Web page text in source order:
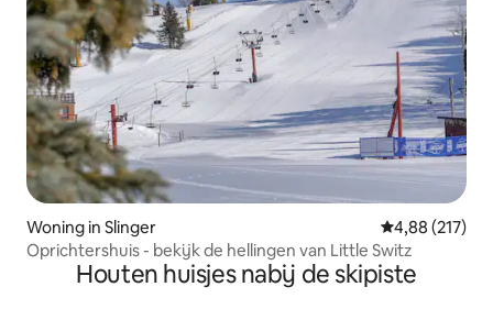
Woning in Slinger Gemiddelde
4,88 (217)
Oprichtershuis - bekijk de hellingen van Little Switz
Houten huisjes nabij de skipiste